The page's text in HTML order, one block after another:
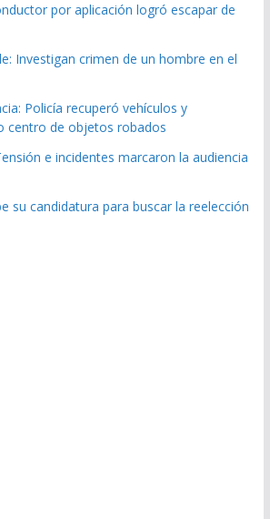
por aplicación logró escapar de
Investigan crimen de un hombre en el
Policía recuperó vehículos y
centro de objetos robados
e incidentes marcaron la audiencia
su candidatura para buscar la reelección